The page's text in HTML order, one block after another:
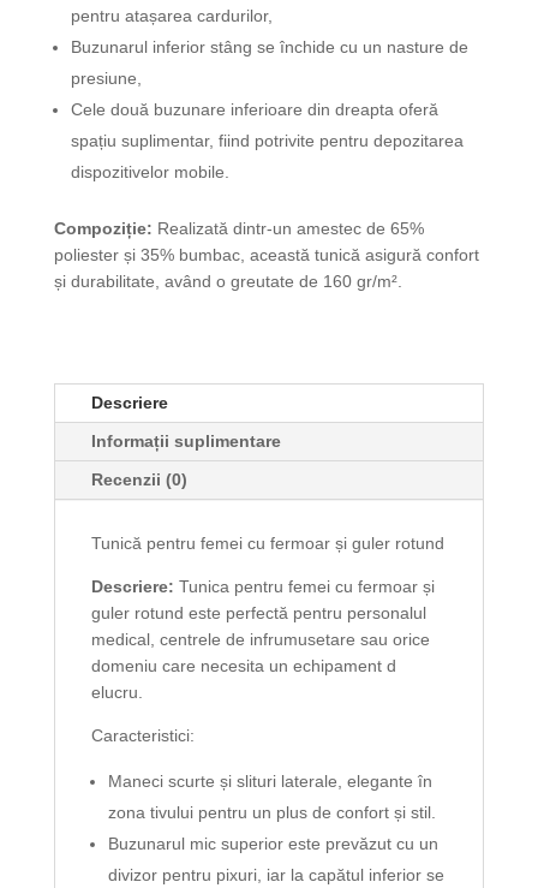
pentru atașarea cardurilor,
Buzunarul inferior stâng se închide cu un nasture de
presiune,
Cele două buzunare inferioare din dreapta oferă
spațiu suplimentar, fiind potrivite pentru depozitarea
dispozitivelor mobile.
Compoziție: Realizată dintr-un amestec de 65%
poliester și 35% bumbac, această tunică asigură confort
și durabilitate, având o greutate de 160 gr/m².
Descriere
Informații suplimentare
Recenzii (0)
Tunică pentru femei cu fermoar și guler rotund
Descriere: Tunica pentru femei cu fermoar și
guler rotund este perfectă pentru personalul
medical, centrele de infrumusetare sau orice
domeniu care necesita un echipament d
elucru.
Caracteristici:
Maneci scurte și slituri laterale, elegante în
zona tivului pentru un plus de confort și stil.
Buzunarul mic superior este prevăzut cu un
divizor pentru pixuri, iar la capătul inferior se